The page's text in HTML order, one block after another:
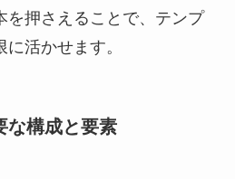
を押さえることで、テンプ
活かせます。
な構成と要素